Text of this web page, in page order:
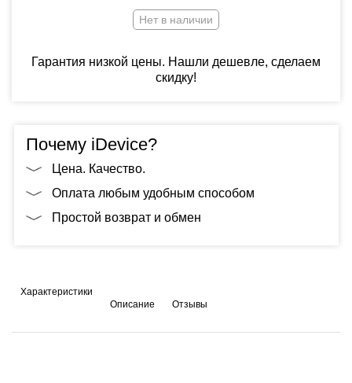
Нет в наличии
Гарантия низкой цены. Нашли дешевле, сделаем
скидку!
Почему iDevice?
Цена. Качество.
Оплата любым удобным способом
Простой возврат и обмен
Описание
Характеристики
Отзывы